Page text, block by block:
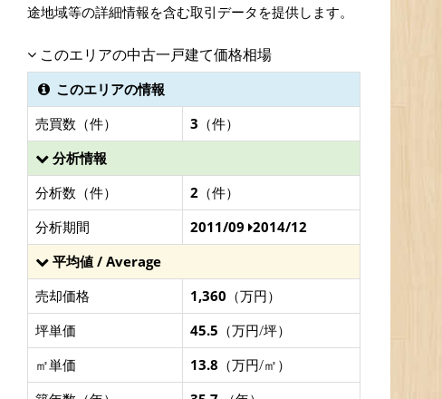
途地域等の詳細情報を含む取引データを提供します。
このエリアの中古一戸建て価格相場
このエリアの情報
売買数（件）
3 （件）
分析情報
分析数（件）
2 （件）
分析期間
2011/09 2014/12
平均値 / Average
売却価格
1,360 （万円）
坪単価
45.5 （万円/坪）
㎡単価
13.8 （万円/㎡）